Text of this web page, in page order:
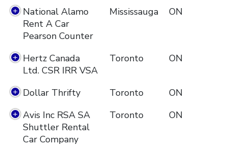
National Alamo
Rent A Car
Pearson Counter
Mississauga ON
Hertz Canada
Ltd. CSR IRR VSA
Toronto ON
Dollar Thrifty Toronto
ON
Avis Inc RSA SA
Shuttler Rental
Car Company
Toronto ON